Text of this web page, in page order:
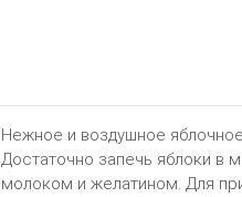
Нежное и воздушное
Достаточно запечь яблоки в
молоком и желатином. Для